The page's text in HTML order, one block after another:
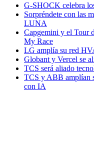
G-SHOCK celebra
Sorpréndete con las
LUNA
Capgemini y el Tour
My Race
LG amplía su red
Globant y Vercel se
TCS será aliado
TCS y ABB amplían
con IA